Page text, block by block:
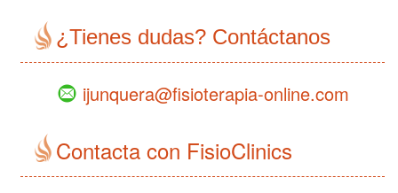
¿Tienes dudas? Contáctanos
ijunquera@fisioterapia-online.com
Contacta con FisioClinics